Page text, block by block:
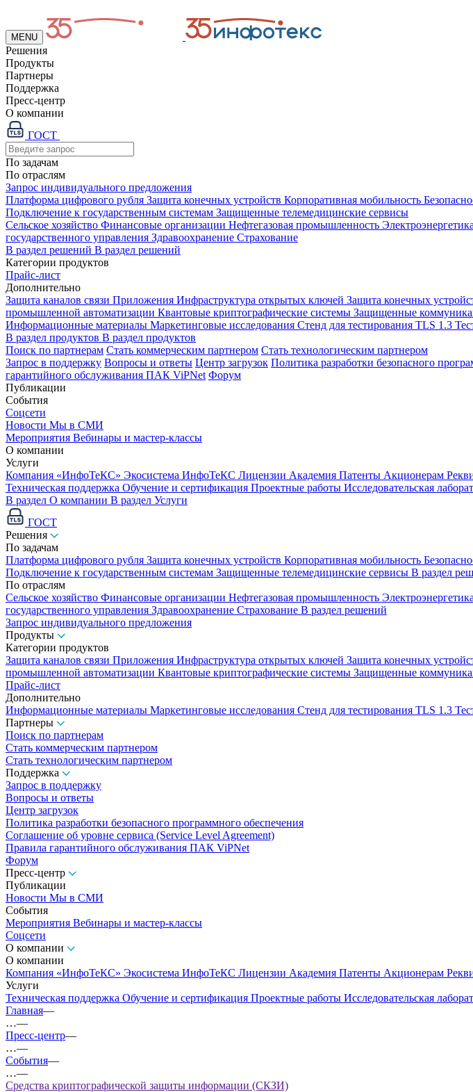
MENU
Решения
Продукты
Партнеры
Поддержка
Пресс-центр
О компании
ГОСТ
По задачам
По отраслям
Запрос индивидуального предложения
Платформа цифрового рубля Защита конечных устройств Корпоративная мобильность
Подключение к государственным системам Защищенные телемедицинские сервисы
Сельское хозяйство Финансовые организации Нефтегазовая промышленность Электроэнергетика
государственного управления Здравоохранение Страхование
В раздел решений В раздел решений
Категории продуктов
Прайс-лист
Дополнительно
Защита каналов связи Приложения Инфраструктура открытых ключей Защита конечных
промышленной автоматизации Квантовые криптографические системы Защищенные
Информационные материалы Маркетинговые исследования Стенд для тестирования TLS 1.3
В раздел продуктов В раздел продуктов
Поиск по партнерам Стать коммерческим партнером Стать технологическим партнером
Запрос в поддержку Вопросы и ответы Центр загрузок Политика разработки безопасного
гарантийного обслуживания ПАК ViPNet Форум
Публикации
События
Соцсети
Новости Мы в СМИ
Мероприятия Вебинары и мастер-классы
О компании
Услуги
Компания «ИнфоТеКС» Экосистема ИнфоТеКС Лицензии Академия Патенты Акционерам
Техническая поддержка Обучение и сертификация Проектные работы Исследовательская
В раздел О компании В раздел Услуги
ГОСТ
Решения
По задачам
Платформа цифрового рубля Защита конечных устройств Корпоративная мобильность
Подключение к государственным системам Защищенные телемедицинские сервисы В раздел
По отраслям
Сельское хозяйство Финансовые организации Нефтегазовая промышленность Электроэнергетика
государственного управления Здравоохранение Страхование В раздел решений
Запрос индивидуального предложения
Продукты
Категории продуктов
Защита каналов связи Приложения Инфраструктура открытых ключей Защита конечных
промышленной автоматизации Квантовые криптографические системы Защищенные
Прайс-лист
Дополнительно
Информационные материалы Маркетинговые исследования Стенд для тестирования TLS 1.3
Партнеры
Поиск по партнерам
Стать коммерческим партнером
Стать технологическим партнером
Поддержка
Запрос в поддержку
Вопросы и ответы
Центр загрузок
Политика разработки безопасного программного обеспечения
Соглашение об уровне сервиса (Service Level Agreement)
Правила гарантийного обслуживания ПАК ViPNet
Форум
Пресс-центр
Публикации
Новости Мы в СМИ
События
Мероприятия Вебинары и мастер-классы
Соцсети
О компании
О компании
Компания «ИнфоТеКС» Экосистема ИнфоТеКС Лицензии Академия Патенты Акционерам
Услуги
Техническая поддержка Обучение и сертификация Проектные работы Исследовательская
Главная—
…—
Пресс-центр—
…—
События—
…—
Средства криптографической защиты информации (СКЗИ)